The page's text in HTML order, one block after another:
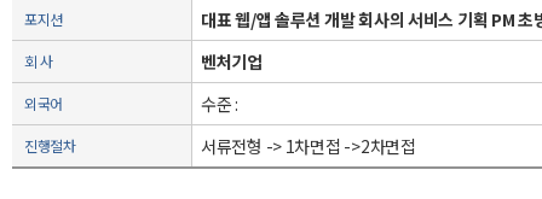
포지션 대표 웹/앱 솔루션 개발 회사의 서비스 기획 PM 초
회 사 벤처기업
외국어 수준 :
진행절차 서류전형 -> 1차면접 ->2차면접